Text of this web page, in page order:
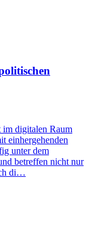
im digitalen Raum
einhergehenden
unter dem
betreffen nicht nur
di…